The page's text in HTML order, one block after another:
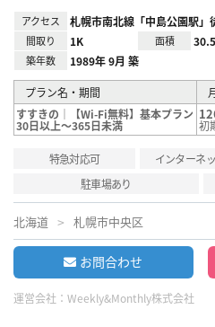
アクセス 札幌市南北線「中島公園駅」
間取り 1K 面積
築年数 1989年 9月 築
プラン名・期間
すすきの｜【Wi-Fi無料】基本プラン
30日以上～365日未満 初
特急対応可 インターネ
駐車場あり
北海道 札幌市中央区
お問合わせ
運営会社： Weekly&Monthly株式会社